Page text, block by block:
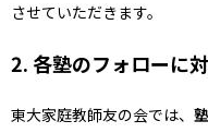
させていただきます。
2. 各塾のフォローに
東大家庭教師友の会では、